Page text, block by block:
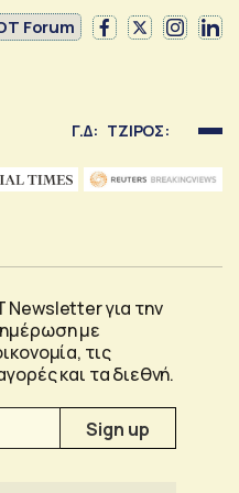
Forum
Γ.Δ: ΤΖΙΡΟΣ:
Newsletter για την
με
τις
και τα διεθνή.